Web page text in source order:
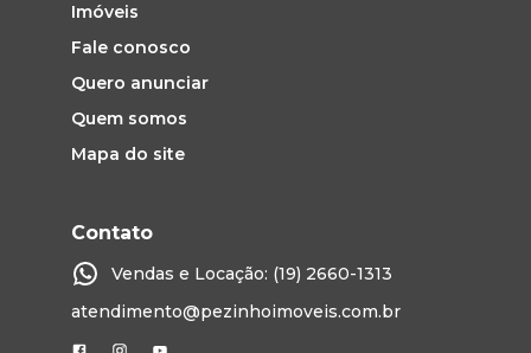
Imóveis
Fale conosco
Quero anunciar
Quem somos
Mapa do site
Contato
Vendas e Locação: (19) 2660-1313
atendimento@pezinhoimoveis.com.br